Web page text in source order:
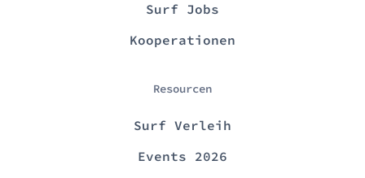
Surf Jobs
Kooperationen
Resourcen
Surf Verleih
Events 2026